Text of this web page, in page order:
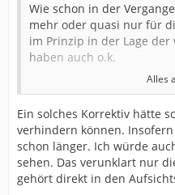
Wie schon in der
mehr oder quasi nur für
im Prinzip in der Lage
haben auch o.k.
Man hätte nach den
Sonnen dürfen und ein
übergeordnet mit
und für den sportlichen
Ex Arminen wie Lienen,
Damit man sich nicht nur
Mutzel und Kniat
Alles
Ein solches Korrektiv hätte
verhindern können.
schon länger. Ich würde
sehen. Das verunklart nur
gehört direkt in den